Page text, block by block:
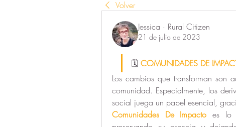
Volver
Jessica · Rural Citizen
21 de julio de 2023
🗓️ COMUNIDADES DE
Los cambios que transforman son
comunidad. Especialmente, los
social juega un papel esencial,
Comunidades De Impacto es lo